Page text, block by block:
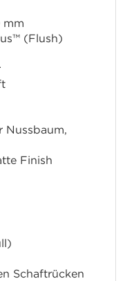
mm
(Flush)
Nussbaum,
Finish
Schaftrücken